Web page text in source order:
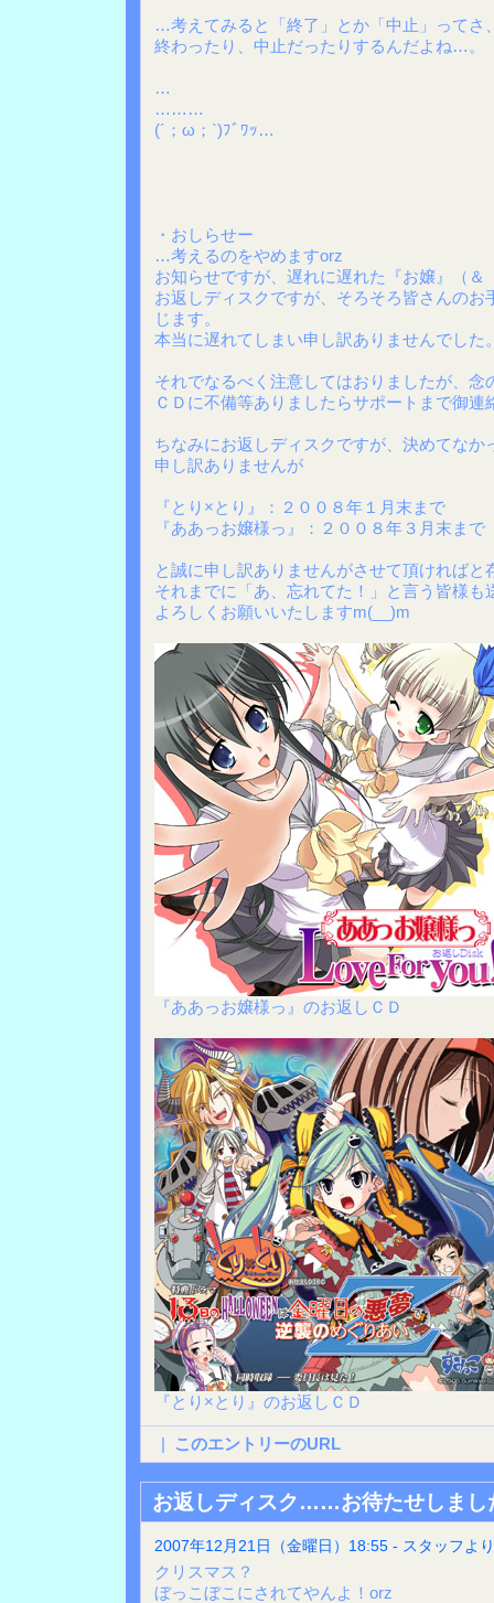
…考えてみると「終了」とか「中止」ってさ
終わったり、中止だったりするんだよね…。
…
………
(´；ω；`)ﾌﾞﾜｯ…
・おしらせー
…考えるのをやめますorz
お知らせですが、遅れに遅れた『お嬢』（＆
お返しディスクですが、そろそろ皆さんのお
じます。
本当に遅れてしまい申し訳ありませんでした
それでなるべく注意してはおりましたが、念
ＣＤに不備等ありましたらサポートまで御連
ちなみにお返しディスクですが、決めてなか
申し訳ありませんが
『とり×とり』：２００８年１月末まで
『ああっお嬢様っ』：２００８年３月末まで
と誠に申し訳ありませんがさせて頂ければと
それまでに「あ、忘れてた！」と言う皆様も
よろしくお願いいたしますm(__)m
『ああっお嬢様っ』のお返しＣＤ
『とり×とり』のお返しＣＤ
| このエントリーのURL
お返しディスク……お待たせしまし
2007年12月21日（金曜日）18:55 - スタッフより
クリスマス？
ぼっこぼこにされてやんよ！orz